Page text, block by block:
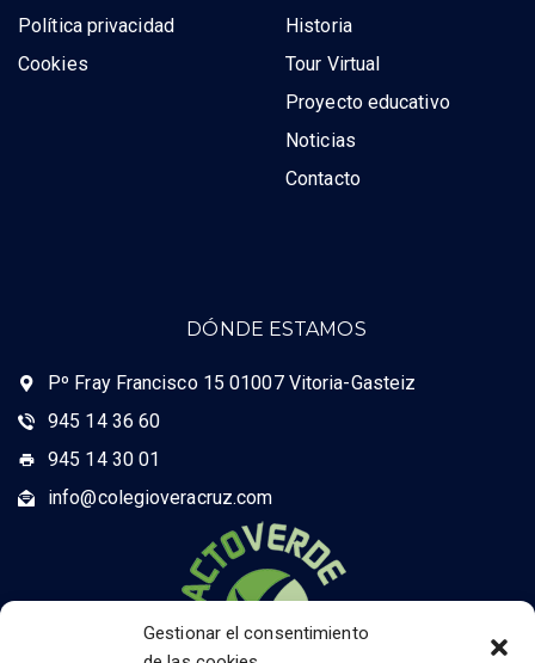
Gestionar el consentimiento
Política privacidad
Cookies
Historia
Tour Virtual
Proyecto educativo
Noticias
Contacto
DÓNDE ESTAMOS
Pº Fray Francisco 15 01007 Vitoria-Gasteiz
945 14 36 60
945 14 30 01
info@colegioveracruz.com